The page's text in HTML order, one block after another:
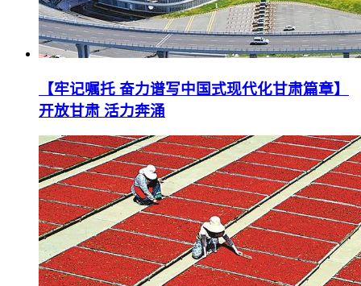
【牢记嘱托 奋力谱写中国式现代化甘肃篇章】
开放甘肃 活力奔涌